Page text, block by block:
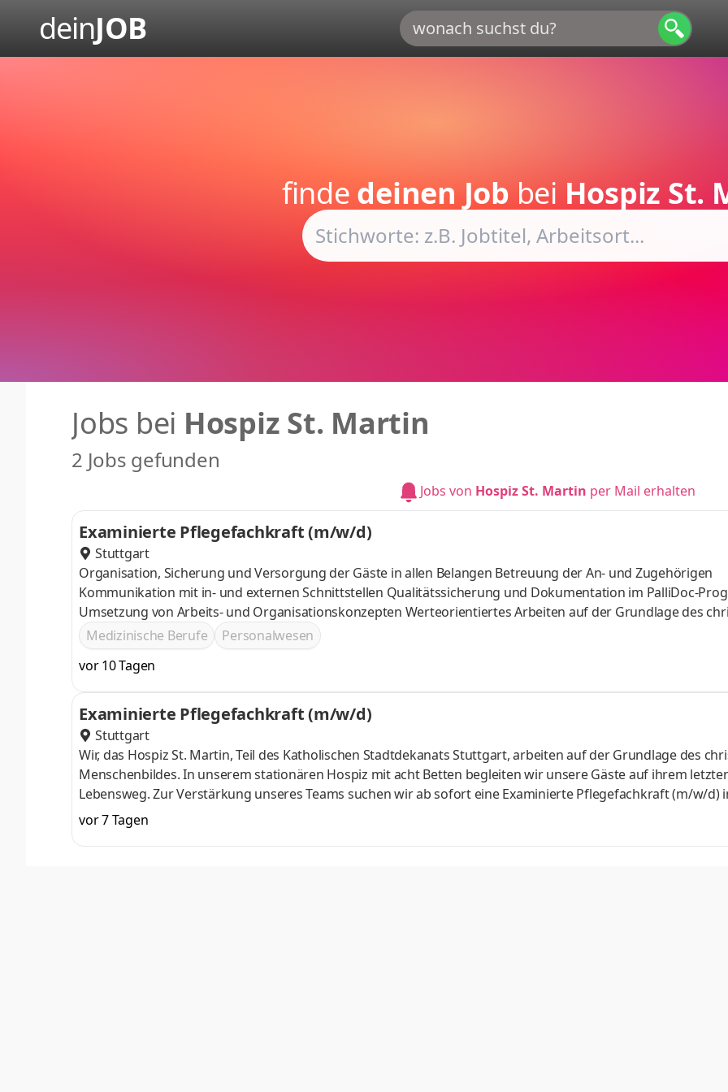
deinJOB
finde deinen Job bei Hospiz St.
Jobs bei Hospiz St. Martin
2 Jobs gefunden
Jobs von Hospiz St. Martin per Mail erhalten
Examinierte Pflegefachkraft (m/w/d)
Stuttgart
Organisation, Sicherung und Versorgung der Gäste in allen Belangen Betreuung der An- und Zugehörigen
Kommunikation mit in- und externen Schnittstellen Qualitätssicherung und Dokumentation im PalliDoc-
Umsetzung von Arbeits- und Organisationskonzepten Werteorientiertes Arbeiten auf der Grundlage des
Menschenbildes, Examinierter Gesundheits- und Krankenpfleger/in (m/w/d), Pflegefachfrau / -fachmann (m/
Altenpflegefachkraft (m/w/d) (mit Anerkennung)
Medizinische Berufe
Personalwesen
vor 10 Tagen
Examinierte Pflegefachkraft (m/w/d)
Stuttgart
Wir, das Hospiz St. Martin, Teil des Katholischen Stadtdekanats Stuttgart, arbeiten auf der Grund­lage des
Menschen­bildes. In unserem stationären Hospiz mit acht Betten begleiten wir unsere Gäste auf ihrem
Lebensweg. Zur Verstärkung unseres Teams suchen wir ab sofort eine Examinierte Pflegefachkraft (m/w/d)
oder Teilzeit Aufgaben Organisation, Sicherung und Versorgung der Gäste in allen Belangen Betreuung der
Zugehörigen Kommunikation mit in- und externen Schnittstellen Qualitätssicherung und Dokumentation im
Programm Umsetzung von Arbeits- und Organisationskonzepten Werteorientiertes Arbeiten auf der
vor 7 Tagen